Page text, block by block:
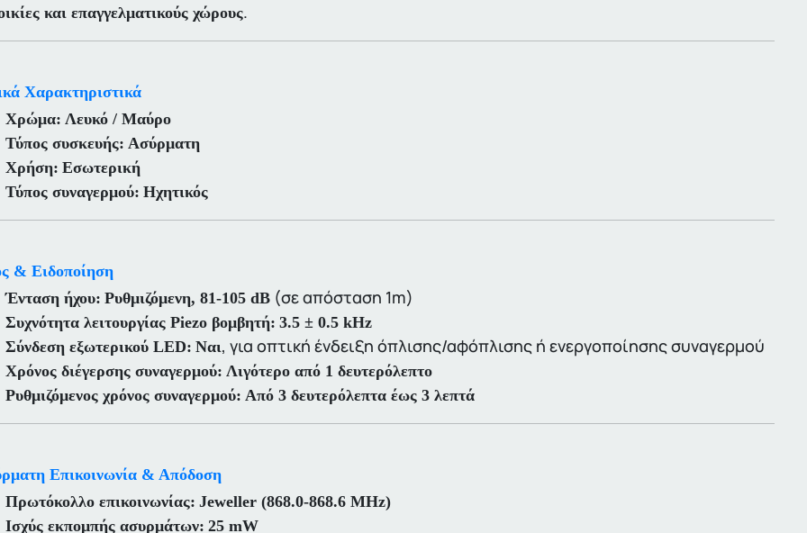
και επαγγελματικούς χώρους.
Χαρακτηριστικά
Χρώμα: Λευκό / Μαύρο
Τύπος συσκευής: Ασύρματη
Χρήση: Εσωτερική
Τύπος συναγερμού: Ηχητικός
& Ειδοποίηση
Ένταση ήχου: Ρυθμιζόμενη, 81-105 dB(σε απόσταση 1m)
Συχνότητα λειτουργίας Piezo βομβητή: 3.5 ± 0.5 kHz
Σύνδεση εξωτερικού LED: Ναι, για οπτική ένδειξη όπλισης/αφόπλισης ή ενεργοποίησης συναγερμού
Χρόνος διέγερσης συναγερμού: Λιγότερο από 1 δευτερόλεπτο
Ρυθμιζόμενος χρόνος συναγερμού: Από 3 δευτερόλεπτα έως 3 λεπτά
Επικοινωνία & Απόδοση
Πρωτόκολλο επικοινωνίας: Jeweller (868.0-868.6 MHz)
Ισχύς εκπομπής ασυρμάτων: 25 mW